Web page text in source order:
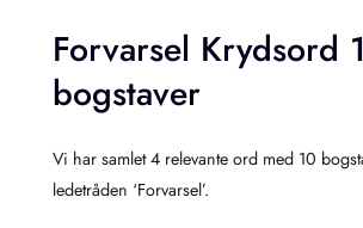
Forvarsel Krydsord
bogstaver
Vi har samlet 4 relevante ord med 10
ledetråden ‘Forvarsel’.